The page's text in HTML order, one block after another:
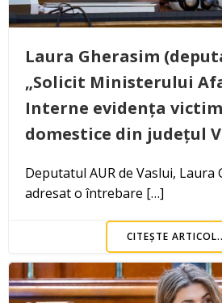
Laura Gherasim
„Solicit Ministerului
Interne evidența
domestice din județul
Deputatul AUR de Vaslui, Laura
adresat o întrebare […]
CITEȘTE ARTICOL..